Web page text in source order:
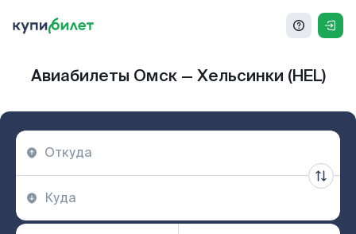
Авиабилеты Омск — Хельсинки (HEL)